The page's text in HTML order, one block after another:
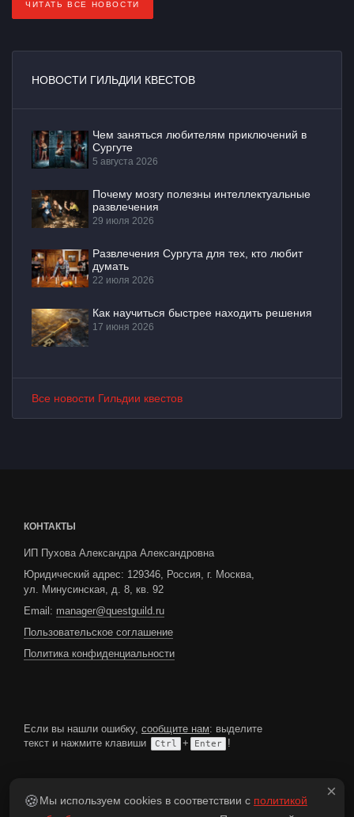
ЧИТАТЬ ВСЕ НОВОСТИ
НОВОСТИ ГИЛЬДИИ КВЕСТОВ
Чем заняться любителям приключений в
Сургуте
5 августа 2026
Почему мозгу полезны интеллектуальные
развлечения
29 июля 2026
Развлечения Сургута для тех, кто любит
думать
22 июля 2026
Как научиться быстрее находить решения
17 июня 2026
Все новости Гильдии квестов
КОНТАКТЫ
ИП Пухова Александра Александровна
Юридический адрес: 129346, Россия, г. Москва,
ул. Минусинская, д. 8, кв. 92
Email: manager@questguild.ru
Пользовательское соглашение
Политика конфиденциальности
Если вы нашли ошибку, сообщите нам: выделите
текст и нажмите клавиши
Ctrl + Enter !
×
🍪Мы используем cookies в соответствии с политикой